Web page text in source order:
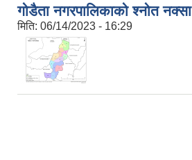
गोडैता नगरपालिकाको श्नोत नक्सा
मिति: 06/14/2023 - 16:29